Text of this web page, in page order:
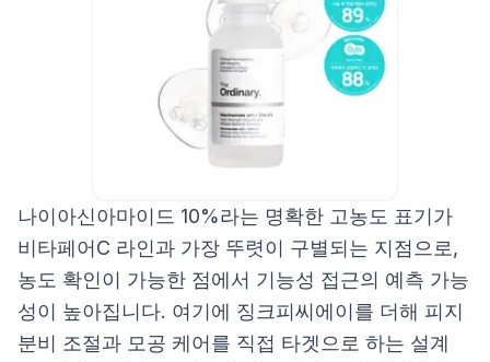
나이아신아마이드 10%라는 명확한 고농도 표기가
비타페어C 라인과 가장 뚜렷이 구별되는 지점으로,
농도 확인이 가능한 점에서 기능성 접근의 예측 가능
성이 높아집니다. 여기에 징크피씨에이를 더해 피지
분비 조절과 모공 케어를 직접 타겟으로 하는 설계